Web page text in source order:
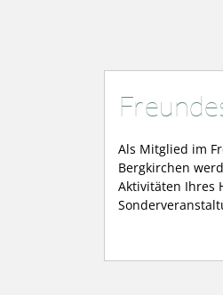
Als Mitglied im
Bergkirchen
Aktivitäten Ihres